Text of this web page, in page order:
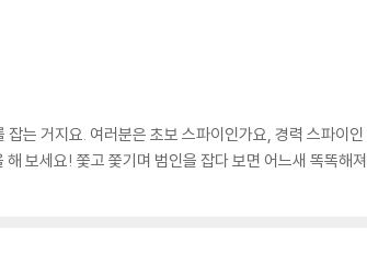
는 거지요. 여러분은 초보 스파이인가요, 경력 스파이인
보세요! 쫓고 쫓기며 범인을 잡다 보면 어느새 똑똑해져